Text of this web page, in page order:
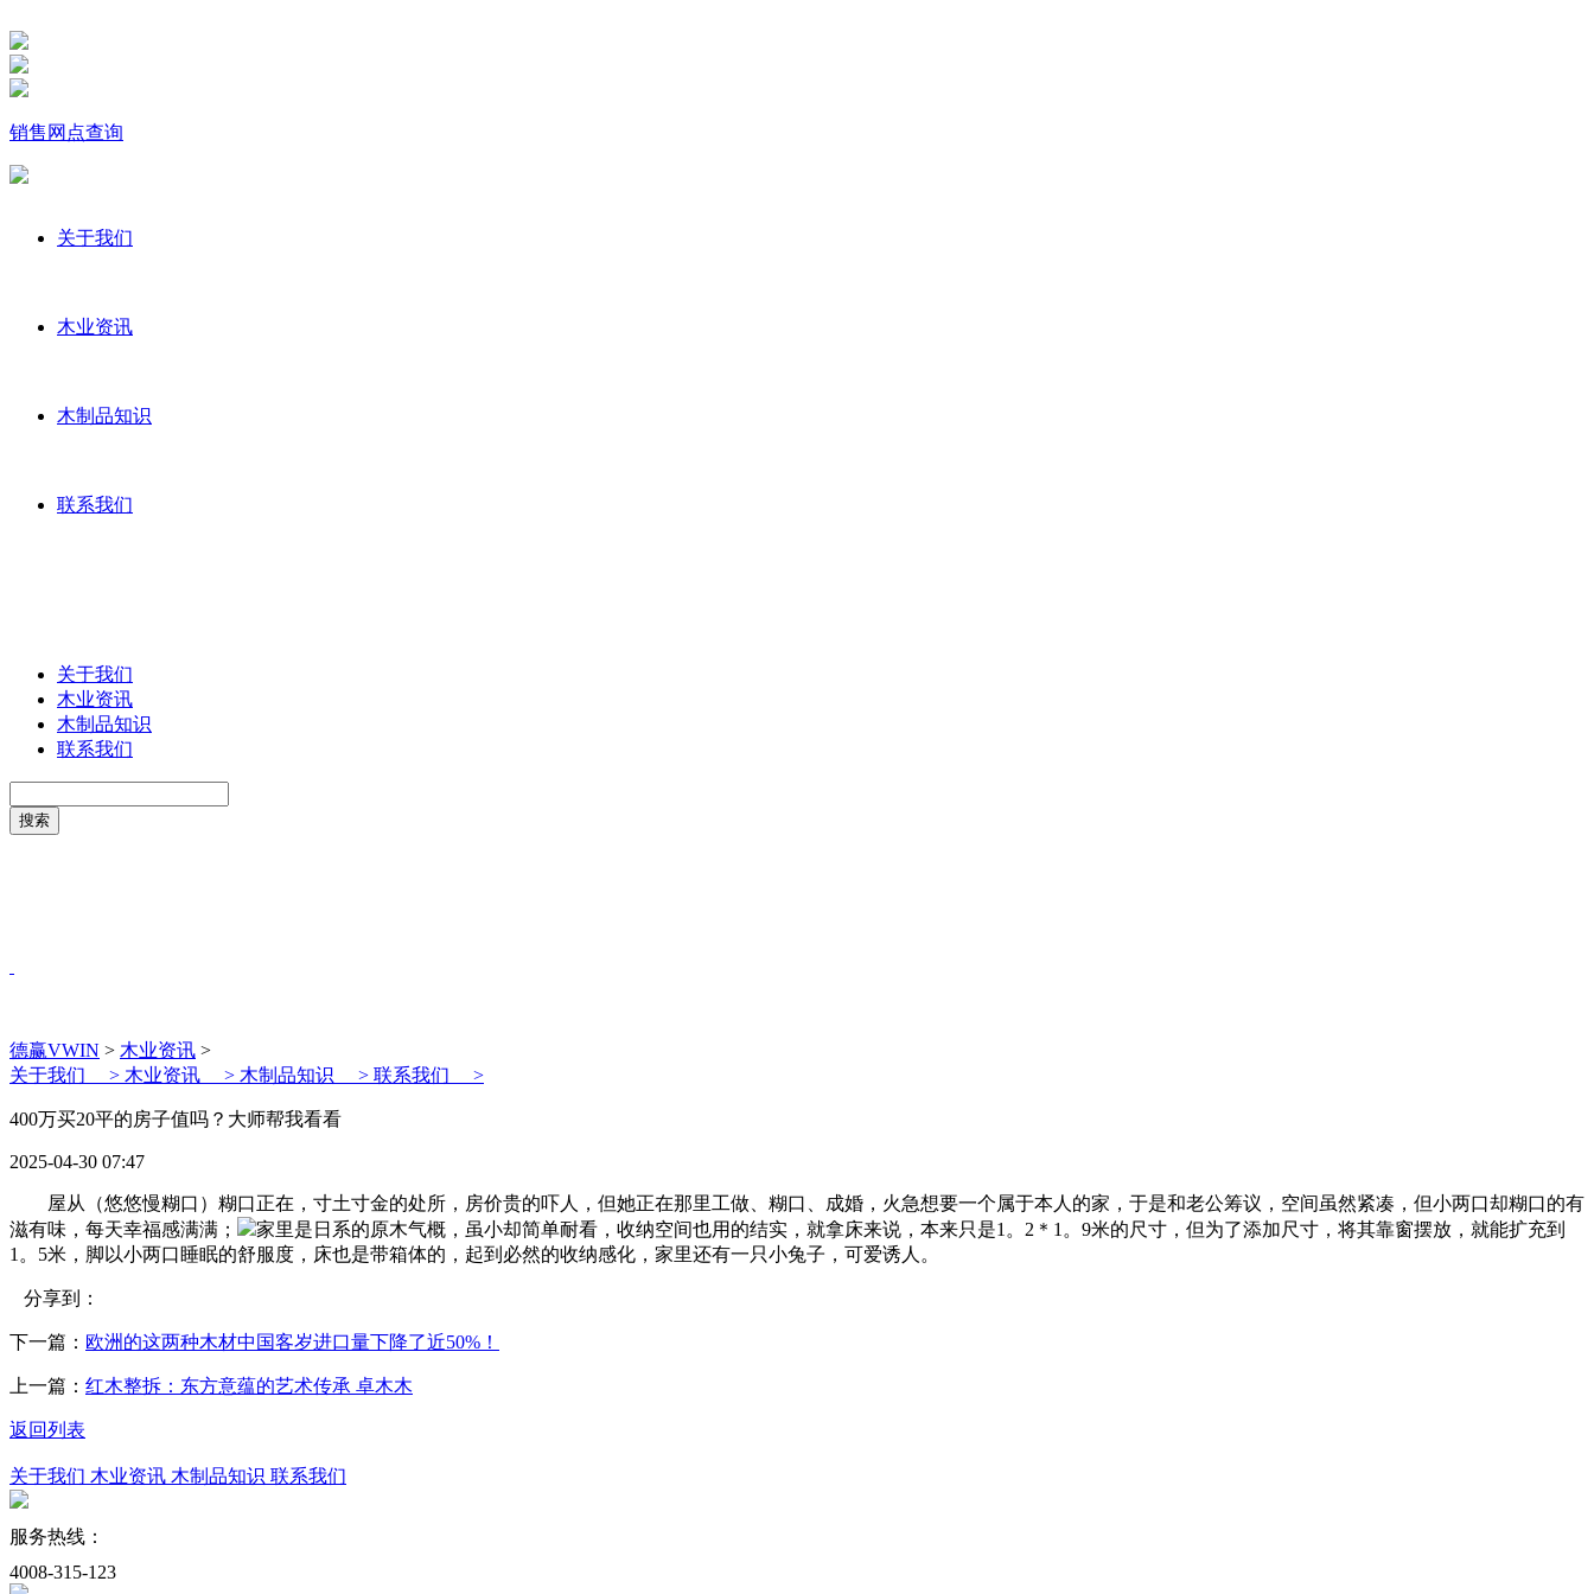
销售网点查询
关于我们
木业资讯
木制品知识
联系我们
关于我们
木业资讯
木制品知识
联系我们
德赢VWIN > 木业资讯 >
关于我们 > 木业资讯 > 木制品知识 > 联系我们 >
400万买20平的房子值吗？大师帮我看看
2025-04-30 07:47
屋从（悠悠慢糊口）糊口正在，寸土寸金的处所，房价贵的吓人，但她正在那里工做、糊口、成婚，火急想要一个属于本人的家，于是和老公筹议，空间虽然紧凑，但小两口却糊口的有
滋有味，每天幸福感满满；
家里是日系的原木气概，虽小却简单耐看，收纳空间也用的结实，就拿床来说，本来只是1。2＊1。9米的尺寸，但为了添加尺寸，将其靠窗摆放，就能扩充到
1。5米，脚以小两口睡眠的舒服度，床也是带箱体的，起到必然的收纳感化，家里还有一只小兔子，可爱诱人。
分享到：
下一篇： 欧洲的这两种木材中国客岁进口量下降了近50%！
上一篇： 红木整拆：东方意蕴的艺术传承 卓木木
返回列表
关于我们 木业资讯 木制品知识 联系我们
服务热线：
4008-315-123